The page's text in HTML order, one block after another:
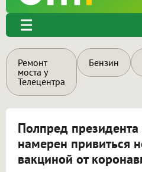
Ремонт
моста у
Телецентра
Бензин
Полпред
намерен привиться
вакциной от